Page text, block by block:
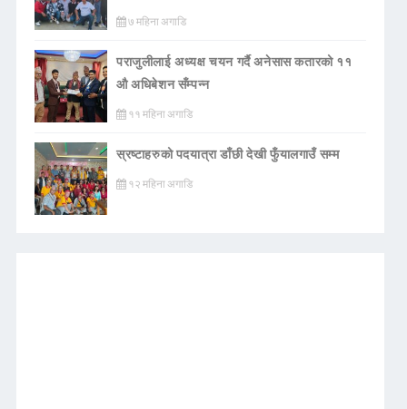
७ महिना अगाडि
पराजुलीलाई अध्यक्ष चयन गर्दै अनेसास कतारको ११
औ अधिबेशन सँम्पन्न
११ महिना अगाडि
स्रष्टाहरुको पदयात्रा डाँछी देखी फुँयालगाउँ सम्म
१२ महिना अगाडि